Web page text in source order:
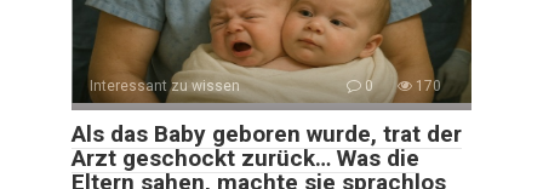
Interessant zu wissen 0 170
Als das Baby geboren wurde, trat der
Arzt geschockt zurück… Was die
Eltern sahen, machte sie sprachlos